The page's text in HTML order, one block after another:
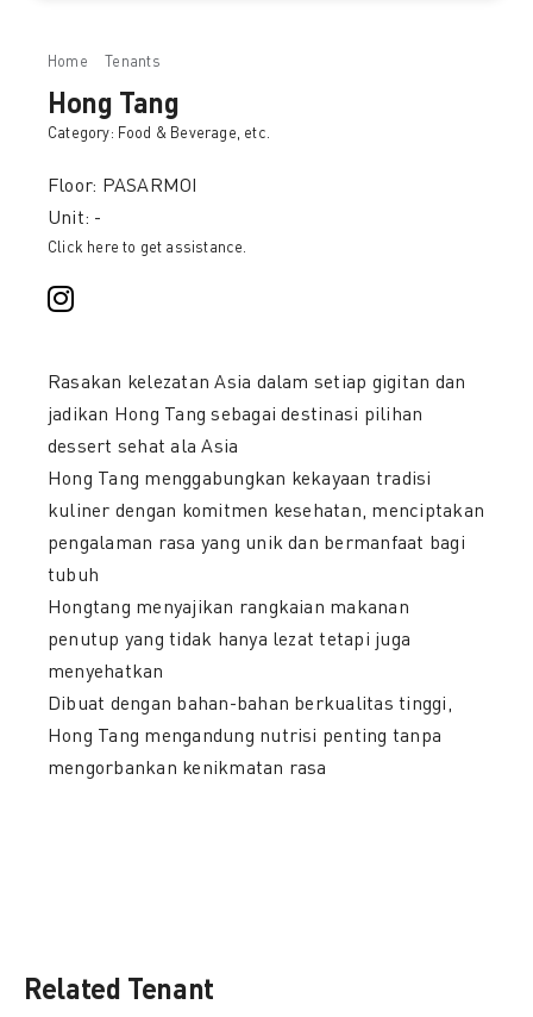
Home Tenants
Hong Tang
Category: Food & Beverage, etc.
Floor: PASARMOI
Unit: -
Click here to get assistance.
Rasakan kelezatan Asia dalam setiap gigitan dan
jadikan Hong Tang sebagai destinasi pilihan
dessert sehat ala Asia
Hong Tang menggabungkan kekayaan tradisi
kuliner dengan komitmen kesehatan, menciptakan
pengalaman rasa yang unik dan bermanfaat bagi
tubuh
Hongtang menyajikan rangkaian makanan
penutup yang tidak hanya lezat tetapi juga
menyehatkan
Dibuat dengan bahan-bahan berkualitas tinggi,
Hong Tang mengandung nutrisi penting tanpa
mengorbankan kenikmatan rasa
Related Tenant